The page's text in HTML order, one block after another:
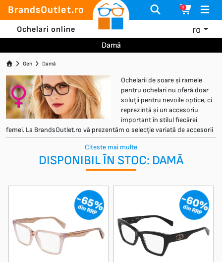
BrandsOutlet.ro 0
Ochelari online ro
Damă
Gen Damă
Ochelarii de soare și ramele
pentru ochelari nu oferă doar
soluții pentru nevoile optice, ci
reprezintă și un accesoriu
important în stilul fiecărei
femei. La BrandsOutlet.ro vă prezentăm o selecție variată de accesorii
elegante – ochelari, genți damă, ceasuri și bijuterii de la branduri
internaționale cunoscute, disponibile la prețuri outlet atractive.
Citeste mai multe
DISPONIBIL ÎN STOC: DAMĂ
-65%
din RRP -60%
din RRP